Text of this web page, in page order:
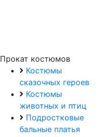
Прокат костюмов
Костюмы
сказочных героев
Костюмы
животных и птиц
Подростковые
бальные платья